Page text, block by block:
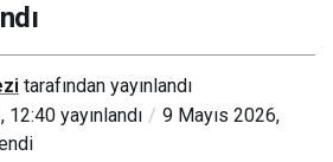
tarafından yayınlandı
12:40 yayınlandı
9 Mayıs 2026,